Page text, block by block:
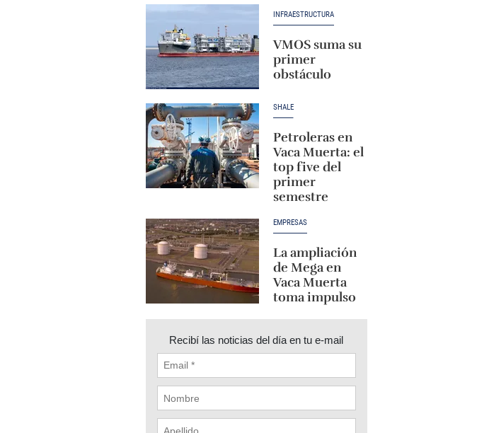
INFRAESTRUCTURA
VMOS suma su
primer
obstáculo
SHALE
Petroleras en
Vaca Muerta: el
top five del
primer
semestre
EMPRESAS
La ampliación
de Mega en
Vaca Muerta
toma impulso
Recibí las noticias del día en tu e-mail